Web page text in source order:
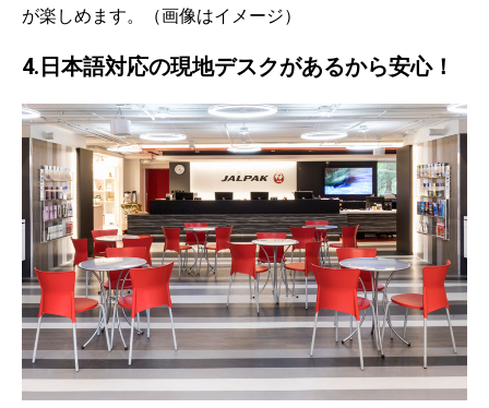
が楽しめます。（画像はイメージ）
4.日本語対応の現地デスクがあるから安心！